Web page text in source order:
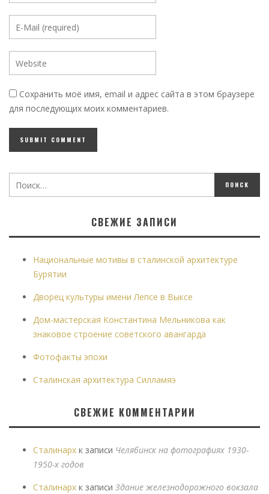
Сохранить моё имя, email и адрес сайта в этом браузере
для последующих моих комментариев.
СВЕЖИЕ ЗАПИСИ
Национальные мотивы в сталинской архитектуре
Бурятии
Дворец культуры имени Лепсе в Выксе
Дом-мастерская Константина Мельникова как
знаковое строение советского авангарда
Фотофакты эпохи
Сталинская архитектура Силламяэ
СВЕЖИЕ КОММЕНТАРИИ
Сталинарх к записи Челябинск на фотографиях 1930-
1950-х годов
Сталинарх к записи Здание железнодорожного вокзала